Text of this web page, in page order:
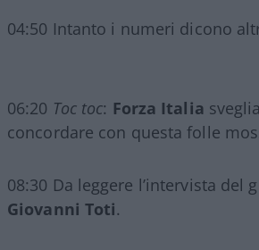
04:50 Intanto i numeri dicono
06:20 Toc toc: Forza Italia
concordare con questa folle
08:30 Da leggere l’intervista del
Giovanni Toti.